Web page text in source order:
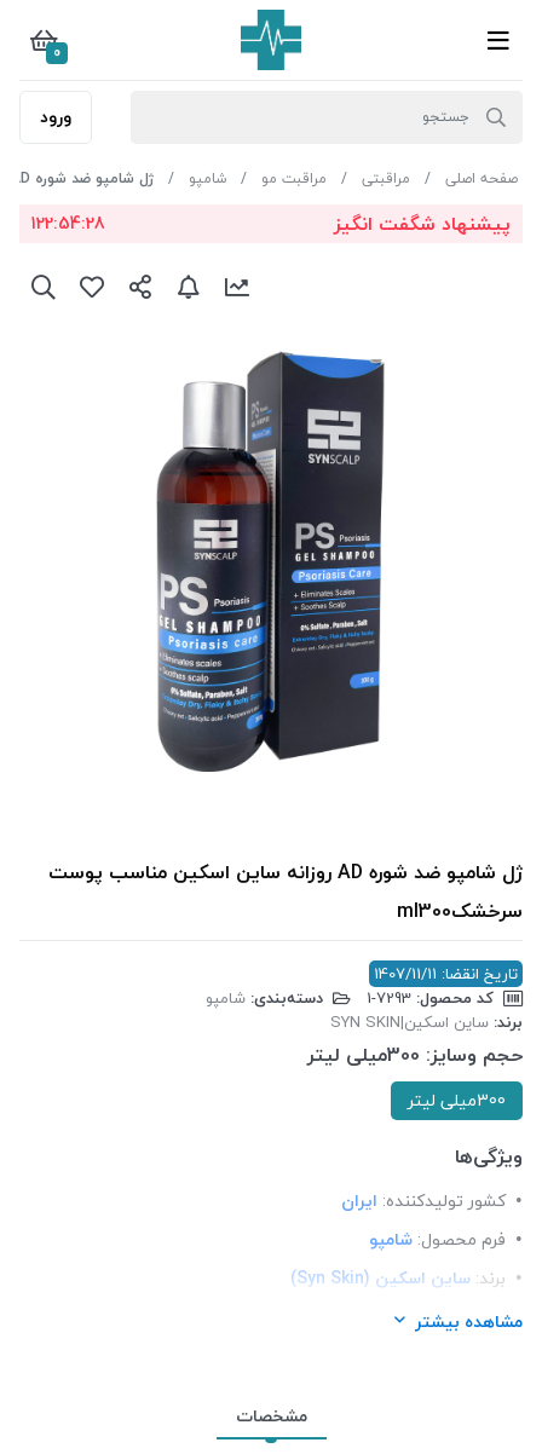
0
ورود
صفحه اصلی مراقبتی مراقبت مو شامپو ژل شامپو ضد شوره AD روزانه ساین اسکین مناسب پوست سرخشکml300
پیشنهاد شگفت انگیز 122:54:27
ژل شامپو ضد شوره AD روزانه ساین اسکین مناسب پوست
سرخشکml300
تاریخ انقضا: 1407/11/11
کد محصول:
دسته‌بندی: شامپو
برند: ساین اسکین|SYN SKIN
حجم وسایز: 300میلی لیتر
300میلی لیتر
ویژگی‌ها
کشور تولید‎کننده:
ایران
فرم محصول: شامپو
برند: ساین اسکین (Syn Skin)
شرکت تولید کننده:
مشاهده بیشتر
مشخصات